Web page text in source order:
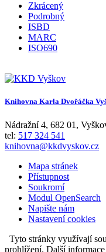
Zkrácený
Podrobný
ISBD
MARC
ISO690
Knihovna Karla Dvořáčka
Nádražní 4, 682 01 ,
tel: 517 324 541
knihovna@kkdvyskov.cz
Mapa stránek
Přístupnost
Soukromí
Modul OpenSearch
Napište nám
Nastavení cookies
Tyto stránky využívají
prohlížení. Další